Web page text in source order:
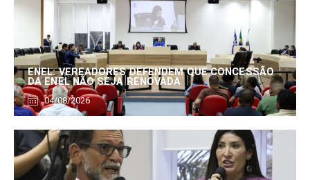
ENEL: VEREADORES DEFENDEM QUE CONCESSÃO
DA ENEL NÃO SEJA RENOVADA
04/08/2026